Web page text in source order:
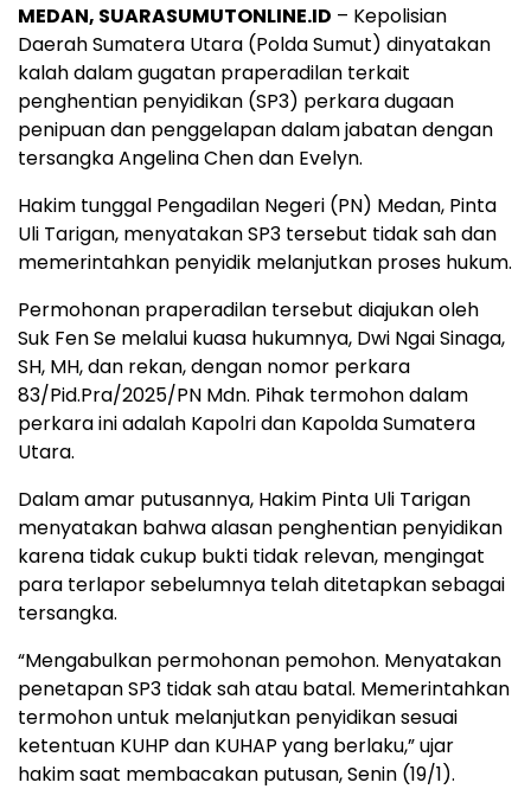
MEDAN, SUARASUMUTONLINE.ID – Kepolisian
Daerah Sumatera Utara (Polda Sumut) dinyatakan
kalah dalam gugatan praperadilan terkait
penghentian penyidikan (SP3) perkara dugaan
penipuan dan penggelapan dalam jabatan dengan
tersangka Angelina Chen dan Evelyn.
Hakim tunggal Pengadilan Negeri (PN) Medan, Pinta
Uli Tarigan, menyatakan SP3 tersebut tidak sah dan
memerintahkan penyidik melanjutkan proses hukum.
Permohonan praperadilan tersebut diajukan oleh
Suk Fen Se melalui kuasa hukumnya, Dwi Ngai Sinaga,
SH, MH, dan rekan, dengan nomor perkara
83/Pid.Pra/2025/PN Mdn. Pihak termohon dalam
perkara ini adalah Kapolri dan Kapolda Sumatera
Utara.
Dalam amar putusannya, Hakim Pinta Uli Tarigan
menyatakan bahwa alasan penghentian penyidikan
karena tidak cukup bukti tidak relevan, mengingat
para terlapor sebelumnya telah ditetapkan sebagai
tersangka.
“Mengabulkan permohonan pemohon. Menyatakan
penetapan SP3 tidak sah atau batal. Memerintahkan
termohon untuk melanjutkan penyidikan sesuai
ketentuan KUHP dan KUHAP yang berlaku,” ujar
hakim saat membacakan putusan, Senin (19/1).